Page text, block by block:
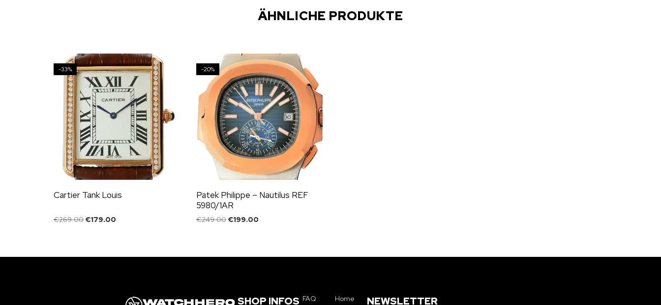
ÄHNLICHE PRODUKTE
-33%
Cartier Tank Louis
€269.00 €179.00
-20%
Patek Philippe – Nautilus REF
5980/1AR
€249.00 €199.00
SHOP INFOS FAQ Home NEWSLETTER